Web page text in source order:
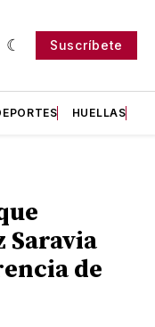
Suscríbete
HUELLAS
Saravia
de